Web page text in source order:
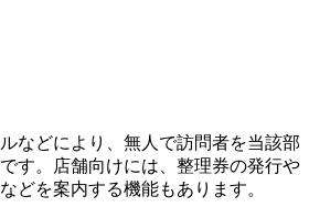
などにより、無人で訪問者を当該部
す。店舗向けには、整理券の発行や
どを案内する機能もあります。